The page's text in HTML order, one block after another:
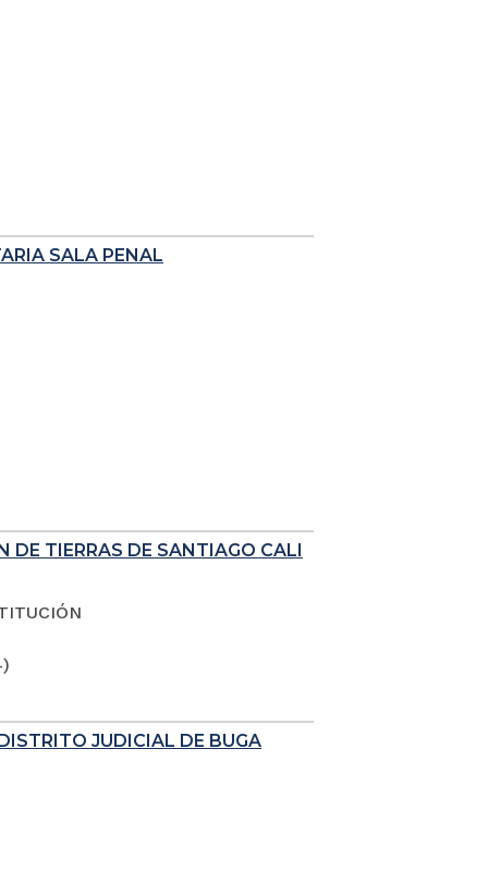
SALA PENAL
DE TIERRAS DE SANTIAGO CALI
JUDICIAL DE BUGA